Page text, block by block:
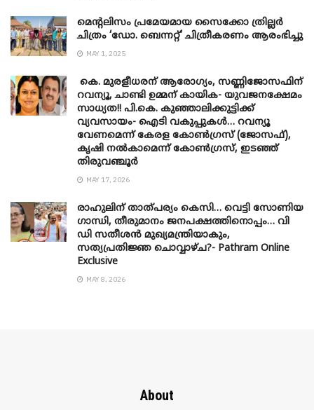
മെന്‍റലിസം പ്രമേയമായ സൈക്കോ ത്രില്ലർ
ചിത്രം ‘ഡോ. ബെന്നറ്റ്’ ചിത്രീകരണം ആരംഭിച്ചു
MAY 1, 2025
കെ. മുരളീധരന് ആരോഗ്യം, സണ്ണിജോസഫിന്
റവന്യൂ, ചാണ്ടി ഉമ്മന് കായിക- യുവജനക്ഷേമം
സാധ്യത!! പി.കെ. കുഞ്ഞാലിക്കുട്ടിക്ക്
വ്യവസായം- ഐടി വകുപ്പുകൾ… റവന്യൂ
വേണമെന്ന് കേരള കോൺഗ്രസ് (ജോസഫ്),
കൃഷി നൽകാമെന്ന് കോൺഗ്രസ്, ഇടഞ്ഞ്
തിരുവഞ്ചൂർ
MAY 17, 2026
രാഹുലിന് താത്പര്യം കെസി… വെട്ടി സോണിയ
​ഗാന്ധി, തീരുമാനം ജനപക്ഷത്തിനൊപ്പം… വി
ഡി സതീശൻ മുഖ്യമന്ത്രിയാകും,
സത്യപ്രതിജ്ഞ ചൊവ്വാഴ്ച?- Pathram Online
Exclusive
MAY 8, 2026
About